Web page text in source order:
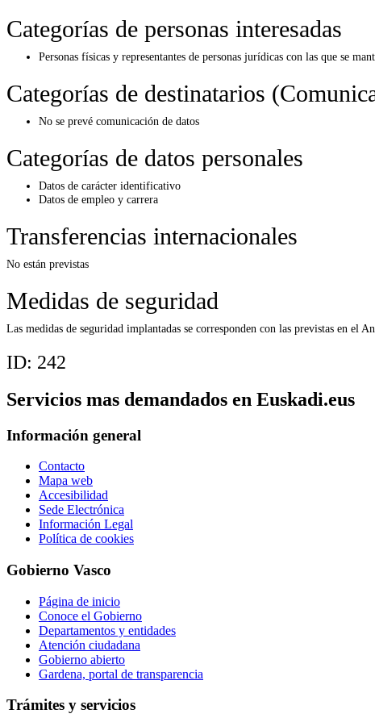
Categorías de personas interesadas
Personas físicas y representantes de personas jurídicas con las que se
Categorías de destinatarios
No se prevé comunicación de datos
Categorías de datos personales
Datos de carácter identificativo
Datos de empleo y carrera
Transferencias internacionales
No están previstas
Medidas de seguridad
Las medidas de seguridad implantadas se corresponden con las previstas en el
ID: 242
Servicios mas demandados en Euskadi.eus
Información general
Contacto
Mapa web
Accesibilidad
Sede Electrónica
Información Legal
Política de cookies
Gobierno Vasco
Página de inicio
Conoce el Gobierno
Departamentos y entidades
Atención ciudadana
Gobierno abierto
Gardena, portal de transparencia
Trámites y servicios